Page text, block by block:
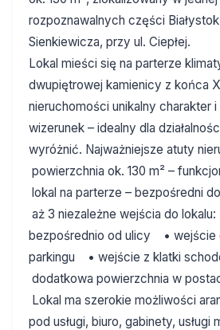
rozpoznawalnych części
Sienkiewicza, przy ul. Ciepłej.
Lokal mieści się na parterze
dwupiętrowej kamienicy z końca
nieruchomości unikalny charakter
wizerunek – idealny dla
wyróżnić. Najważniejsze atuty
powierzchnia ok. 130 m² –
lokal na parterze – bezpośredni
aż 3 niezależne wejścia do lokalu:
bezpośrednio od ulicy • wejście
parkingu • wejście z klatki
dodatkowa powierzchnia w
Lokal ma szerokie możliwości
pod usługi, biuro, gabinety, usługi